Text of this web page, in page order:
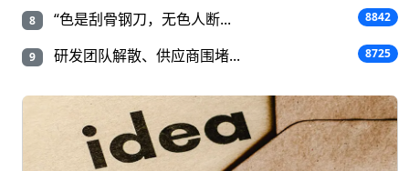
8 “色是刮骨钢刀，无色人断... 8842
9 研发团队解散、供应商围堵... 8725